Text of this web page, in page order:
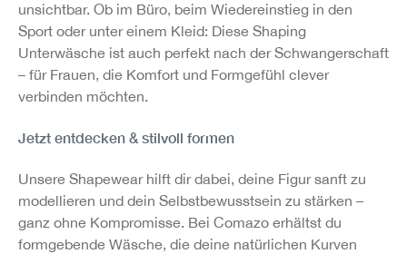
unsichtbar. Ob im Büro, beim Wiedereinstieg in den
Sport oder unter einem Kleid: Diese Shaping
Unterwäsche ist auch perfekt nach der Schwangerschaft
– für Frauen, die Komfort und Formgefühl clever
verbinden möchten.
Jetzt entdecken & stilvoll formen
Unsere Shapewear hilft dir dabei, deine Figur sanft zu
modellieren und dein Selbstbewusstsein zu stärken –
ganz ohne Kompromisse. Bei Comazo erhältst du
formgebende Wäsche, die deine natürlichen Kurven